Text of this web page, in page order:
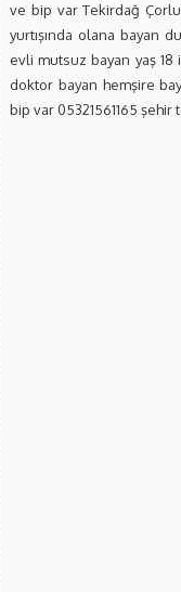
ve bip var Tekirdağ Çorlu
yurtışında olana bayan
evli mutsuz bayan yaş 18
doktor bayan hemşire
bip var 05321561165